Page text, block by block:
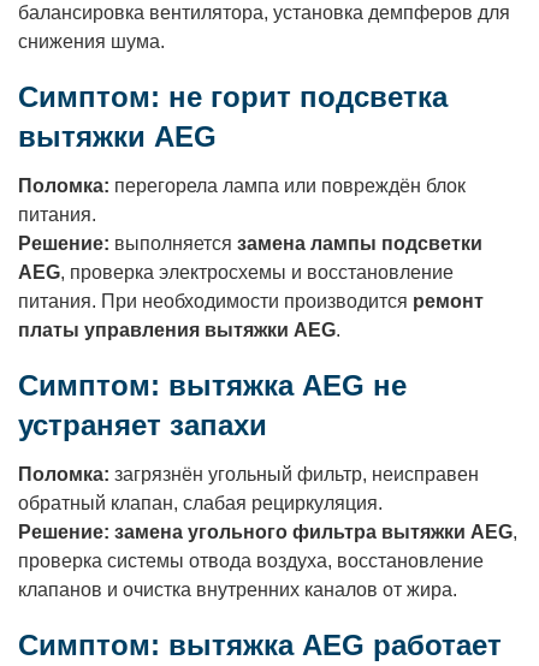
балансировка вентилятора, установка демпферов для
снижения шума.
Симптом: не горит подсветка
вытяжки AEG
Поломка: перегорела лампа или повреждён блок
питания.
Решение: выполняется замена лампы подсветки
AEG, проверка электросхемы и восстановление
питания. При необходимости производится ремонт
платы управления вытяжки AEG.
Симптом: вытяжка AEG не
устраняет запахи
Поломка: загрязнён угольный фильтр, неисправен
обратный клапан, слабая рециркуляция.
Решение: замена угольного фильтра вытяжки AEG,
проверка системы отвода воздуха, восстановление
клапанов и очистка внутренних каналов от жира.
Симптом: вытяжка AEG работает